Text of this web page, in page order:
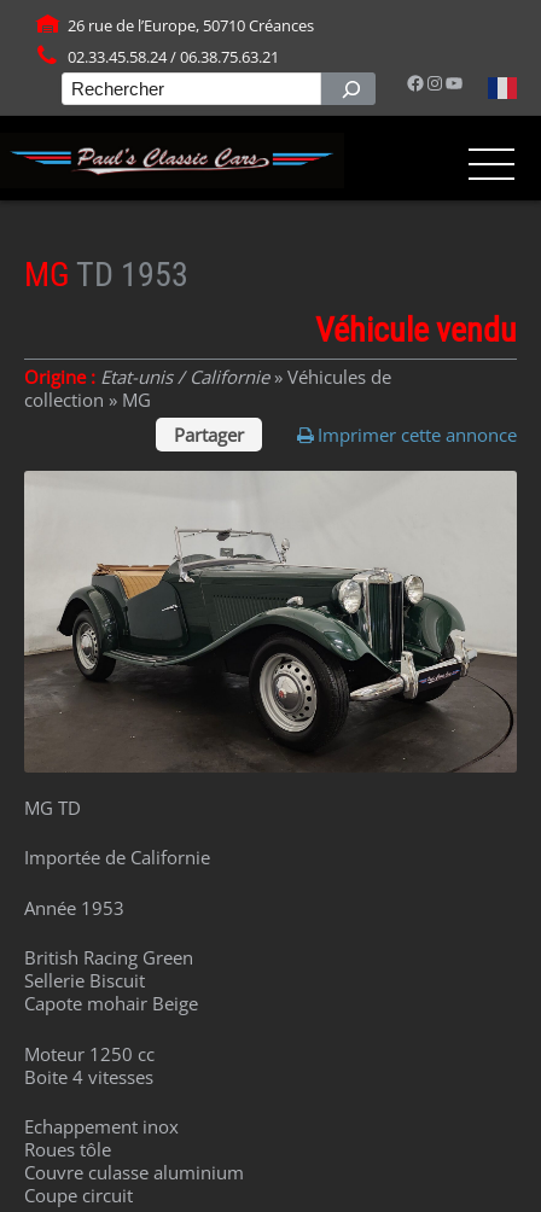
26 rue de l’Europe, 50710 Créances
02.33.45.58.24 / 06.38.75.63.21
Facebook
Instagram
YouTube
Rechercher
MG TD 1953
Véhicule vendu
Origine : Etat-unis / Californie» Véhicules de
collection » MG
Partager
Imprimer cette annonce
MG TD
Importée de Californie
Année 1953
British Racing Green
Sellerie Biscuit
Capote mohair Beige
Moteur 1250 cc
Boite 4 vitesses
Echappement inox
Roues tôle
Couvre culasse aluminium
Coupe circuit
Panneau de gestion des cookies